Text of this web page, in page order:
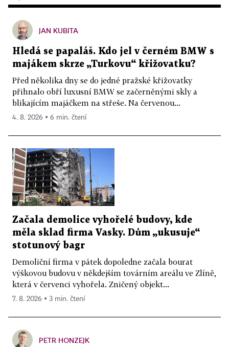
JAN KUBITA
Hledá se papaláš. Kdo jel v černém BMW s
majákem skrze „Turkovu“ křižovatku?
Před několika dny se do jedné pražské křižovatky
přihnalo obří luxusní BMW se začerněnými skly a
blikajícím majáčkem na střeše. Na červenou...
4. 8. 2026 ▪ 6 min. čtení
Začala demolice vyhořelé budovy, kde
měla sklad firma Vasky. Dům „ukusuje“
stotunový bagr
Demoliční firma v pátek dopoledne začala bourat
výškovou budovu v někdejším továrním areálu ve Zlíně,
která v červenci vyhořela. Zničený objekt...
7. 8. 2026 ▪ 3 min. čtení
PETR HONZEJK